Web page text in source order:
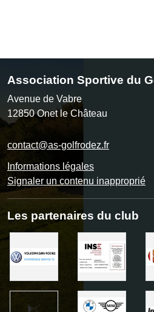
Association Sportive du
Avenue de Vabre
12850 Onet le Château
contact@as-golfrodez.fr
Informations légales
Signaler un contenu inapproprié
Les partenaires du club